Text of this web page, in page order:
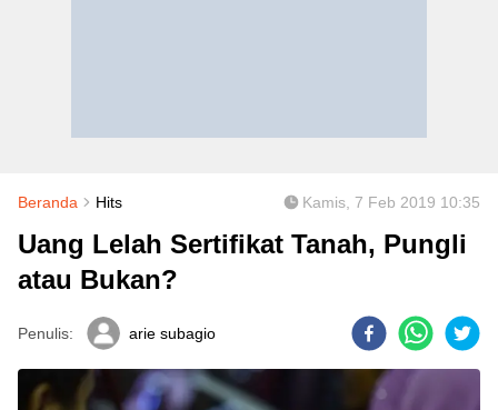
Beranda Hits Kamis, 7 Feb 2019 10:35
Uang Lelah Sertifikat Tanah, Pungli
atau Bukan?
Penulis: arie subagio